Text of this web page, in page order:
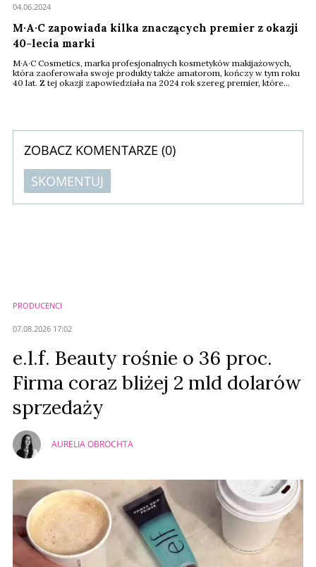
M·A·C zapowiada kilka znaczących premier z okazji
40-lecia marki
M·A·C Cosmetics, marka profesjonalnych kosmetyków makijażowych,
która zaoferowała swoje produkty także amatorom, kończy w tym roku
40 lat. Z tej okazji zapowiedziała na 2024 rok szereg premier, które
04.06.2024
ZOBACZ KOMENTARZE (0)
SKOMENTUJ
PRODUCENCI
07.08.2026 17:02
e.l.f. Beauty rośnie o 36 proc.
Firma coraz bliżej 2 mld dolarów
sprzedaży
AURELIA OBROCHTA